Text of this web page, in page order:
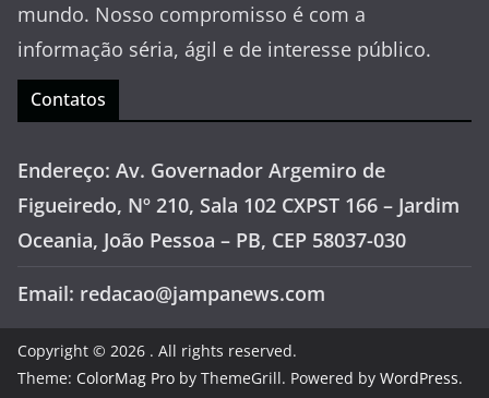
mundo. Nosso compromisso é com a
informação séria, ágil e de interesse público.
Contatos
Endereço: Av. Governador Argemiro de
Figueiredo, Nº 210, Sala 102 CXPST 166 – Jardim
Oceania, João Pessoa – PB, CEP 58037-030
Email: redacao@jampanews.com
Copyright © 2026 . All rights reserved.
Theme: ColorMag Pro by ThemeGrill. Powered by WordPress.